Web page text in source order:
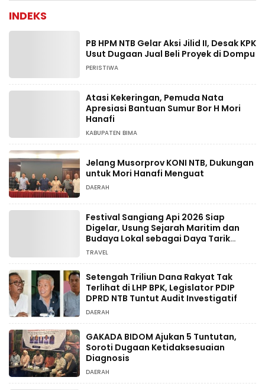
INDEKS
PB HPM NTB Gelar Aksi Jilid II, Desak KPK
Usut Dugaan Jual Beli Proyek di Dompu
PERISTIWA
Atasi Kekeringan, Pemuda Nata
Apresiasi Bantuan Sumur Bor H Mori
Hanafi
KABUPATEN BIMA
Jelang Musorprov KONI NTB, Dukungan
untuk Mori Hanafi Menguat
DAERAH
Festival Sangiang Api 2026 Siap
Digelar, Usung Sejarah Maritim dan
Budaya Lokal sebagai Daya Tarik
Wisata
TRAVEL
Setengah Triliun Dana Rakyat Tak
Terlihat di LHP BPK, Legislator PDIP
DPRD NTB Tuntut Audit Investigatif
DAERAH
GAKADA BIDOM Ajukan 5 Tuntutan,
Soroti Dugaan Ketidaksesuaian
Diagnosis
DAERAH